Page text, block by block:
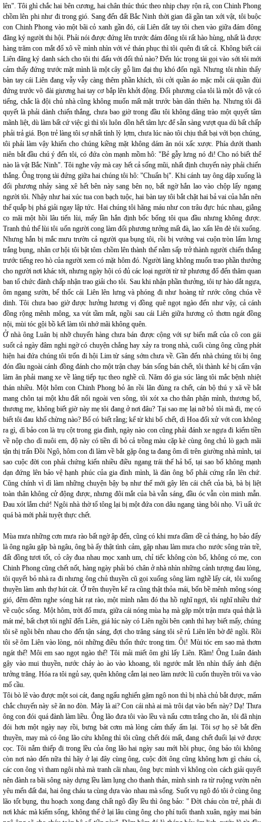
lên". Tôi ghì chắc hai bên cương, hai chân thúc thúc theo nhịp chạy rộn rã, con Chinh Phong
chồm lên phi như đi trong gió. Sang đến đất Bắc Ninh thời gian đã gần tan xới vật, tôi buộc
con Chinh Phong vào một bãi cỏ xanh gần đó, cái Liên dắt tay tôi chen vào giữa đám đông
đăng ký người thi hội. Phải nói được đứng lên trước đám đông tôi rất hào hùng, nhất là được
hàng trăm con mắt đổ xô về mình nhìn với vẻ thán phục thì tôi quên đi tất cả. Không biết cái
Liên đăng ký danh sách cho tôi thi đấu với đối thủ nào? Đến lúc trọng tài gọi vào sới tôi mới
cảm thấy đứng trước mặt mình là một cây gỗ lim đại thụ khó đốn ngã. Nhưng tôi nhìn thấy
bàn tay cái Liên đang vẫy vẫy càng thêm phần khích, tôi cởi quần áo mặc mỗi cái quần đùi
đứng trước võ đài giương hai tay cơ bắp lên khởi động. Đối phương của tôi là một đô vật có
tiếng, chắc là đội chủ nhà cũng không muốn mất mặt trước bàn dân thiên hạ. Nhưng tôi đã
quyết là phải dành chiến thắng, chưa bao giờ trong đầu tôi không dâng trào một quyết tâm
mãnh liệt, dù làm bất cứ việc gì thì tôi luôn dồn hết tâm lực để sẵn sàng vượt qua dù bất chấp
phải trả giá. Bọn trẻ làng tôi sợ nhất tính lỳ lợm, chưa lúc nào tôi chịu thất bại với bọn chúng,
tôi phải làm vậy khiến cho chúng kiềng mặt không dám ăn nói xấc xược. Phía dưới thanh
niên bắt đầu chú ý đến tôi, có đứa còn mạnh mồm hô: "Bẻ gẫy lưng nó đi! Cho nó biết thế
nào là vật Bắc Ninh". Tôi nghe vậy mà cay hết cả sống mũi, nhất định chuyến này phải chiến
thắng. Ông trọng tài đứng giữa hai chúng tôi hô: "Chuẩn bị". Khi cánh tay ông dập xuống là
đối phương nhảy sàng xê hết bên này sang bên nọ, bất ngờ hắn lao vào chộp lấy ngang
người tôi. Nhậy như hai xúc tua con bạch tuộc, hai bàn tay tôi bắt chặt hai bả vai của hắn nên
thế quắp bị phá giải ngay lập tức. Hai chúng tôi hăng máu như con trâu đực húc nhau, giằng
co mãi một hồi lâu tiến lùi, mấy lần hắn định bốc bổng tôi qua đầu nhưng không được.
Tranh thủ thế lùi tôi uốn người cong làm đối phương tưởng mất đà, lao xấn lên đè tôi xuống.
Nhưng hắn bị mắc mưu trườn cả người qua bụng tôi, rồi bị vướng vai cuộn tròn lấm lưng
trắng bụng, nhân cơ hội tôi bật tôm chồm lên thành thế nằm sấp trở thành người chiến thắng
trước tiếng reo hò của người xem có mặt hôm đó. Người làng không muốn trao phần thưởng
cho người nơi khác tới, nhưng ngày hội có đủ các loại người từ tứ phương đổ đến thăm quan
ban tổ chức đành chấp nhận trao giải cho tôi. Sau khi nhận phần thưởng, tôi tự hào dắt ngựa,
ôm ngang sườn, bế thốc cái Liên lên lưng và phóng đi như hoàng tử rước công chúa về
dinh. Tôi chưa bao giờ được hưởng hương vị đồng quê ngọt ngào đến như vậy, cả cánh
đồng rộng mênh mông, xa vút tầm mắt, ngồi sau cái Liên giữa hương cỏ thơm ngát đồng
nội, mùi tóc gội bồ kết làm tôi nhớ mãi không quên.
Ở nhà ông Luân bị nhỡ chuyến hàng chưa bán được cộng với sự biến mất của cô con gái
suốt cả ngày đâm nghi ngờ có chuyện chẳng hay xảy ra trong nhà, cuối cùng ông cũng phát
hiện hai đứa chúng tôi trốn đi hội Lim từ sáng sớm chưa về. Gần đến nhà chúng tôi bị ông
đón đầu ngoài cánh đồng đánh cho một trận chạy bán sống bán chết, tôi thành kẻ bị cấm vận
làm ăn phải mang xe về làng tiếp tục theo nghề cũ. Năm đó gia súc làng tôi mắc bệnh nhiệt
thán nhiều. Một hôm con Chinh Phong bỏ ăn rồi lăn đùng ra chết, cán bộ thú y xã về bắt
mang chôn tại một khu đất nổi ngoài ven sông, tôi xót xa cho thân phận mình, thương bố,
thương mẹ, không biết giờ này mẹ tôi đang ở nơi đâu? Tại sao mẹ lại nỡ bỏ tôi mà đi, mẹ có
biết tôi đau khổ chừng nào? Bố có biết rằng; kể từ khi bố chết, dì Hoa đối xử với con không
ra gì, dì bảo con là trụ cột trong gia đình, ngày nào con cũng phải đánh xe ngựa đi kiếm tiền
về nộp cho dì nuôi em, độ này có tiền dì bỏ cả trồng màu cặp kè cùng ông chủ lò gạch mãi
tận thị trấn Đồi Ngô, hôm con đi làm về bắt gặp ông ta đang ôm dì trên giường nhà mình, tại
sao cuộc đời con phải chứng kiến nhiều điều ngang trái thế hả bố, tại sao bố không mạnh
dạn đứng lên bảo vệ hạnh phúc của gia đình mình, là đàn ông bố phải cứng rắn lên chứ.
Cũng chính vì dì làm những chuyện bậy bạ như thế mới gây lên cái chết của bà, bà bị liệt
toàn thân không cử động được, nhưng đôi mắt của bà vẫn sáng, đầu óc vẫn còn minh mẫn.
Đau xót lắm chứ! Ngôi nhà thờ tổ tông lại bị một đứa con dâu ngang tàng bôi nhọ. Vì uất ức
quá bà mới phải tuyệt thực chết.
Mùa mưa những cơn mưa rào bất ngờ ập đến, cũng có khi mưa dầm dề cả tháng, họ bảo đấy
là ông ngâu gặp bà ngâu, ông bà ấy thật tình cảm, gặp nhau làm mưa cho nước sông tràn trề,
đất đồng tươi tốt, cỏ cây đua nhau mọc xanh um, chỉ tiếc không còn bố, không có mẹ, con
Chinh Phong cũng chết nốt, hàng ngày phải bó chân ở nhà nhìn những cảnh tượng đau lòng,
tôi quyết bỏ nhà ra đi nhưng ông chủ thuyền cũ gọi xuống sông làm nghề lấy cát, tôi xuống
thuyền làm anh thợ hút cát. Ở trên thuyền kể ra cũng thật thỏa mái, bốn bề mênh mông sóng
gió, đêm đêm nghe sóng hát rạt rào, một mình nằm đó tha hồ nghĩ ngợi, tôi nghĩ nhiều thứ
về cuộc sống. Một hôm, trời đổ mưa, giữa cái nóng mùa hạ mà gặp một trận mưa quả thật là
mát mẻ, bất chợt tôi nghĩ đến Liên, giá lúc này có Liên ngồi bên cạnh thì hay biết mấy, chúng
tôi sẽ ngồi bên nhau cho đến tận sáng, đợi cho trăng sáng tôi sẽ rủ Liên lên bờ đê ngồi. Rồi
tôi sẽ ôm Liên vào lòng, nói những điều thổn thức trong tim. Ôi! Mùi tóc em sao mà thơm
ngát thế! Môi em sao ngọt ngào thế! Tôi mải miết ôm ghì lấy Liên. Rầm! Ông Luân đánh
gậy vào mui thuyền, nước chảy ào ào vào khoang, tôi ngước mắt lên nhìn thấy ánh điện
tưởng trăng. Hóa ra tôi ngủ say, quên không cắm lại neo làm nước lũ cuốn thuyền trôi va vào
mố cầu.
Tôi bò lê vào được một soi cát, đang ngấu nghiến gặm ngô non thì bị nhà chủ bắt được, mẩm
chắc chuyến này sẽ ăn no đòn. Mày là ai? Con cái nhà ai mà trôi dạt vào bến này? Dạ! Thưa
ông con đói quá đành làm liều. Ông lão đưa tôi vào lều và nấu cơm trắng cho ăn, tôi đã nhịn
đói hơn một ngày nay rồi, bưng bát cơm mà lòng cảm thấy ấm lại. Tôi sợ họ sẽ bắt đền
thuyền, may mà có ông lão cứu không thì tôi cũng chết đói mất, đang chết đuối lại vớ được
cọc. Tôi nắm thiếp đi trong lều của ông lão hai ngày sau mới hồi phục, ông bảo tôi không
còn nơi nào đến nữa thì hãy ở lại đây cùng ông, cuộc đời ông cũng không hơn gì cháu cả,
các con ông vì tham ngôi nhà mà tranh cãi nhau, ông bực mình vì không còn cách giải quyết
nên đành ra bãi sông này dựng lều làm lụng cho thanh thản, mình sinh ra từ ruộng vườn nên
yêu mến đất đai, hai ông cháu ta cùng dựa vào nhau mà sống. Suốt vụ ngô đó tôi ở cùng ông
lão tốt bụng, thu hoạch xong đang chất ngô đầy lều thì ông bảo: " Đời cháu còn trẻ, phải đi
nơi khác mà kiếm sống, không thể ở lại lâu cùng ông cho phí tuổi thanh xuân, ngày mai bán